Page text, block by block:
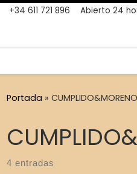
+34 611 721 896 Abierto 24
Portada » CUMPLIDO&MORENO
4 entradas